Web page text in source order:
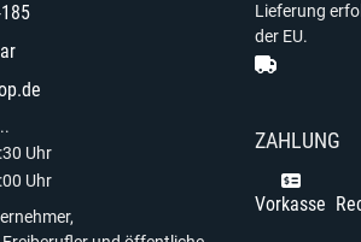
Uhr
Uhr
Lieferung
der EU.
ZAHLUNG
Vorkasse